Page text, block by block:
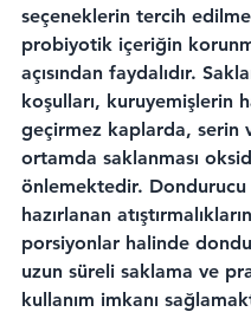
seçeneklerin tercih
probiyotik içeriğin
açısından faydalıdır.
koşulları, kuruyemişlerin
geçirmez kaplarda, serin
ortamda saklanması
önlemektedir. Dondurucu
hazırlanan atıştırmalıkların
porsiyonlar halinde
uzun süreli saklama ve
kullanım imkanı